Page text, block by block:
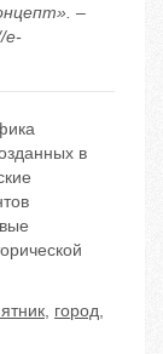
–
e-
в
, город,